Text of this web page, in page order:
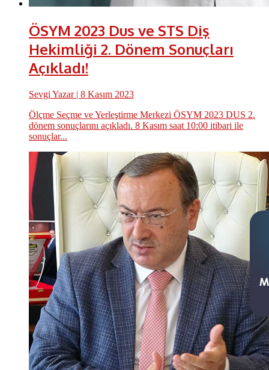
ÖSYM 2023 Dus ve STS Diş
Hekimliği 2. Dönem Sonuçları
Açıkladı!
Sevgi Yazar| 8 Kasım 2023
Ölçme Seçme ve Yerleştirme Merkezi ÖSYM 2023 DUS 2.
dönem sonuçlarını açıkladı. 8 Kasım saat 10:00 itibari ile
sonuçlar...